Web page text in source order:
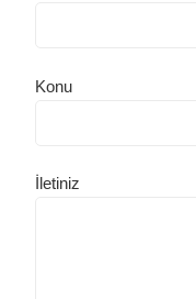
Konu
İletiniz